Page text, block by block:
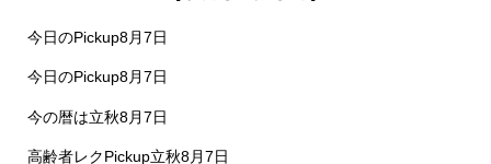
今日のPickup8月7日
今日のPickup8月7日
今の暦は立秋8月7日
高齢者レクPickup立秋8月7日